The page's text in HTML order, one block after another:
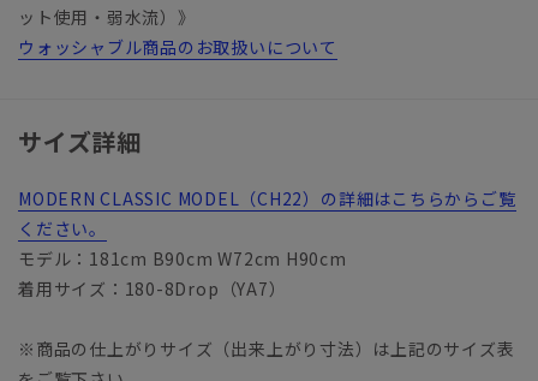
ット使用・弱水流）》
ウォッシャブル商品のお取扱いについて
サイズ詳細
MODERN CLASSIC MODEL（CH22）の詳細はこちらからご覧
ください。
モデル：181cm B90cm W72cm H90cm
着用サイズ：180-8Drop（YA7）
※商品の仕上がりサイズ（出来上がり寸法）は上記のサイズ表